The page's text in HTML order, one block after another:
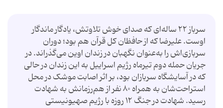
سرباز ۲۲ ساله‌ای که صدای خوش تلاوتش، یادگار ماندگار
اوست. علیرضا که از حافظان کل قرآن هم بود؛ دوران
سربازی‌اش را به‌عنوان نگهبان در زندان اوین می‌گذراند. در
جریان حمله دوم تیرماه رژیم اسراییل به این زندان در حالی
که در آسایشگاه سربازان بود، بر اثر اصابت موشک در محل
استراحت‌شان به همراه ۸۰ نفر از هم‌رزمانش به شهادت
رسید. شهادت در جنگ ۱۲ روزه با رژیم صهیونیستی